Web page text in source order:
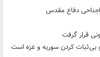
دفاع مقدس
قرار گرفت
بی‌ثبات کردن سوریه و غزه است